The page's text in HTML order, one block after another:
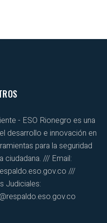
- ESO Rionegro es una
desarrollo e innovación en
para la seguridad
ciudadana. /// Email:
///
Judiciales: